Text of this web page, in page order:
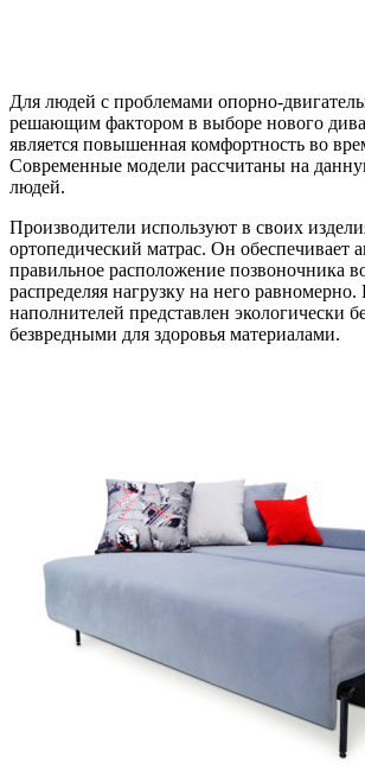
Для людей с проблемами опорно-
решающим фактором в выборе нового
является повышенная комфортность во
Современные модели рассчитаны на
людей.
Производители используют в своих
ортопедический матрас. Он обеспечивает
правильное расположение позвоночника
распределяя нагрузку на него
наполнителей представлен экологически
безвредными для здоровья материалами.